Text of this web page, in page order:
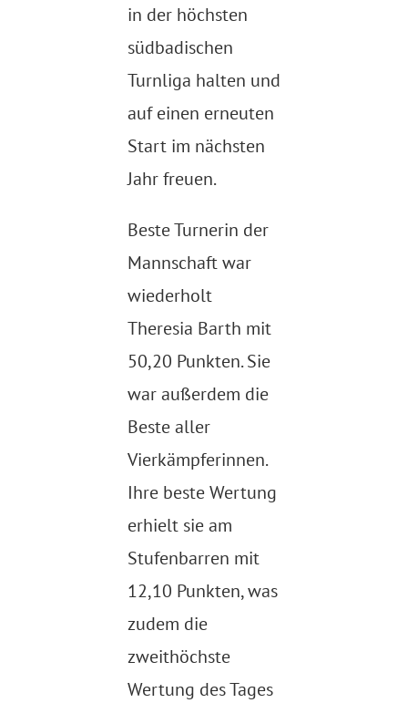
in der höchsten
südbadischen
Turnliga halten und
auf einen erneuten
Start im nächsten
Jahr freuen.
Beste Turnerin der
Mannschaft war
wiederholt
Theresia Barth mit
50,20 Punkten. Sie
war außerdem die
Beste aller
Vierkämpferinnen.
Ihre beste Wertung
erhielt sie am
Stufenbarren mit
12,10 Punkten, was
zudem die
zweithöchste
Wertung des Tages